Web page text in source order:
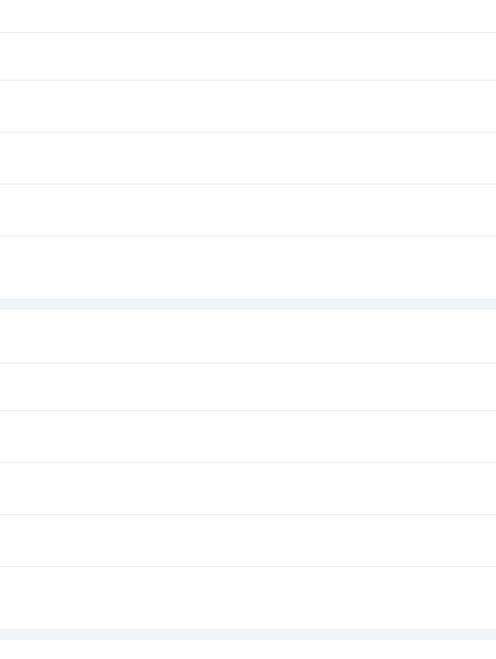
一阵风， 我会轻柔的吹过游子的脸庞， 像母亲般抚慰他漂泊的心灵。
的浇灌久旱的粮田， 让干涸的良苗尽情享受绵绵...
拽着暖暖的春风 蓬勃着生命的气息 撒一路芬芳 款款地走来 春风敲醒冰
的泥土里萌动 一个希望在春光里勃发 萌发生长...
蒙山腹地的高原湖泊，烟波浩渺，碧水茫茫。 冬天的念湖，有着一种
树早已被染成了一种桔红色，一排站在湖水中，仿...
突然火爆起来，网络上出现各种各样的地摊文化，顿时勾起我的一段难
悠长；故乡，那么遥远，那么忧伤。没有故乡，自己属于谁？没有路标
最朴素最亲切的气息，一幕幕的景象在眼前滑过...
季节，歌里也唱——又是一年三月三，风筝飞满天。其实若按夏历三月
了二月二龙抬头，就是外出踏青、纸鸢纷飞的好...
花随着呦呦鹿鸣停止了飞舞。雪花漂白了整个世界，嘎金雪地里凌乱的
大的狂欢。 嘎金的雪一般来得比较晚，但比起太阳...
边上的那棵柿子树就会唤醒画画的梦想，太美了。苍褐色的枯树枝上，